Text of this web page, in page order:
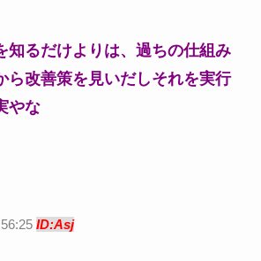
知るだけよりは、過ちの仕組み
ら改善策を見いだしそれを実行
やな
ID:Asj